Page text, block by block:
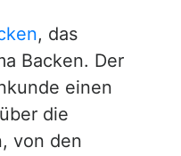
, das
Backen. Der
einen
die
von den